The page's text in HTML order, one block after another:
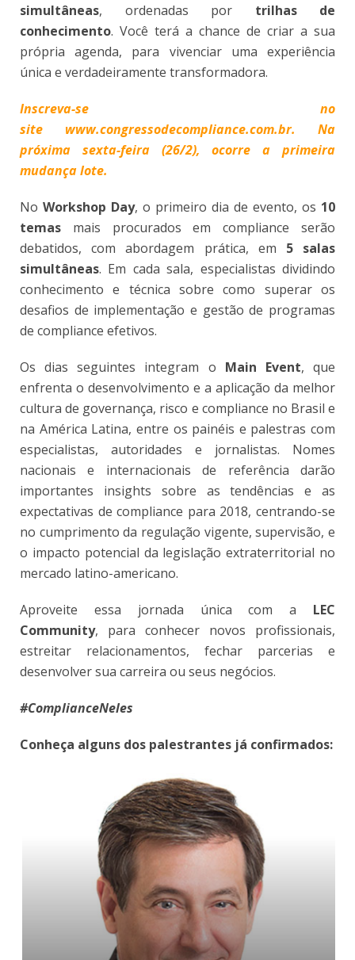
simultâneas, ordenadas por trilhas de
conhecimento. Você terá a chance de criar a sua
própria agenda, para vivenciar uma experiência
única e verdadeiramente transformadora.
Inscreva-se no
site www.congressodecompliance.com.br. Na
próxima sexta-feira (26/2), ocorre a primeira
mudança lote.
No Workshop Day, o primeiro dia de evento, os 10
temas mais procurados em compliance serão
debatidos, com abordagem prática, em 5 salas
simultâneas. Em cada sala, especialistas dividindo
conhecimento e técnica sobre como superar os
desafios de implementação e gestão de programas
de compliance efetivos.
Os dias seguintes integram o Main Event, que
enfrenta o desenvolvimento e a aplicação da melhor
cultura de governança, risco e compliance no Brasil e
na América Latina, entre os painéis e palestras com
especialistas, autoridades e jornalistas. Nomes
nacionais e internacionais de referência darão
importantes insights sobre as tendências e as
expectativas de compliance para 2018, centrando-se
no cumprimento da regulação vigente, supervisão, e
o impacto potencial da legislação extraterritorial no
mercado latino-americano.
Aproveite essa jornada única com a LEC
Community, para conhecer novos profissionais,
estreitar relacionamentos, fechar parcerias e
desenvolver sua carreira ou seus negócios.
#ComplianceNeles
Conheça alguns dos palestrantes já confirmados: